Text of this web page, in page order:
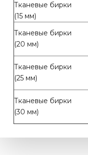
Тканевые бирки
(15 мм)
Тканевые бирки
(20 мм)
Тканевые бирки
(25 мм)
Тканевые бирки
(30 мм)